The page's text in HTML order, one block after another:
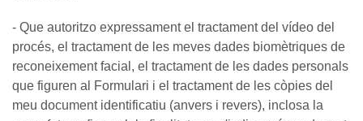
- Que autoritzo expressament el tractament del vídeo del
procés, el tractament de les meves dades biomètriques de
reconeixement facial, el tractament de les dades personals
que figuren al Formulari i el tractament de les còpies del
meu document identificatiu (anvers i revers), inclosa la